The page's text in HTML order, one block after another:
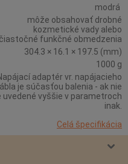
modrá
môže obsahovať drobné
kozmetické vady alebo
čiastočné funkčné obmedzenia
304.3 × 16.1 × 197.5 (mm)
1000 g
adaptér vr. napájacieho
je súčasťou balenia - ak nie
uvedené vyššie v parametroch
inak.
Celá špecifikácia